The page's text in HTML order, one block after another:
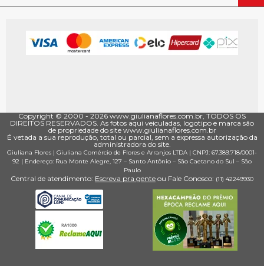
Copyright © 2000 - ­2026 www.giulianaflores.com.br, TODOS OS
DIREITOS RESERVADOS. As fotos aqui veiculadas, logotipo e marca são
de propriedade do site www.giulianaflores.com.br
É vetada a sua reprodução, total ou parcial, sem a expressa autorização da
administradora do site.
Giuliana Flores | Giuliana Comércio de Flores e Arranjos LTDA | CNPJ: 67.389.718/0001­
92 | Endereço: Rua Monte Alegre, 127 – Santo Antônio – São Caetano do Sul – São
Paulo
Central de atendimento: Escreva pra gente ou Fale Conosco: (11) 4224­9930